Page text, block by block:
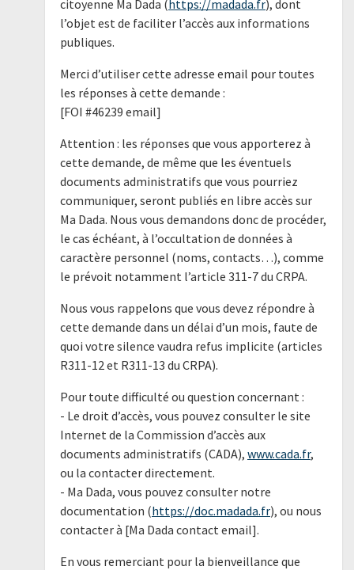
citoyenne Ma Dada ( https://madada.fr), dont
l’objet est de faciliter l’accès aux informations
publiques.
Merci d’utiliser cette adresse email pour toutes
les réponses à cette demande :
[FOI #46239 email]
Attention : les réponses que vous apporterez à
cette demande, de même que les éventuels
documents administratifs que vous pourriez
communiquer, seront publiés en libre accès sur
Ma Dada. Nous vous demandons donc de procéder,
le cas échéant, à l’occultation de données à
caractère personnel (noms, contacts…), comme
le prévoit notamment l’article 311-7 du CRPA.
Nous vous rappelons que vous devez répondre à
cette demande dans un délai d’un mois, faute de
quoi votre silence vaudra refus implicite (articles
R311-12 et R311-13 du CRPA).
Pour toute difficulté ou question concernant :
- Le droit d’accès, vous pouvez consulter le site
Internet de la Commission d’accès aux
documents administratifs (CADA), www.cada.fr,
ou la contacter directement.
- Ma Dada, vous pouvez consulter notre
documentation (https://doc.madada.fr), ou nous
contacter à [Ma Dada contact email].
En vous remerciant pour la bienveillance que